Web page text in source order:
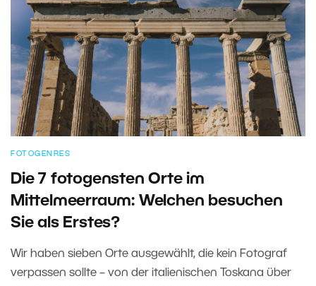
FOTOGENRES
Die 7 fotogensten Orte im
Mittelmeerraum: Welchen besuchen
Sie als Erstes?
Wir haben sieben Orte ausgewählt, die kein Fotograf
verpassen sollte – von der italienischen Toskana über